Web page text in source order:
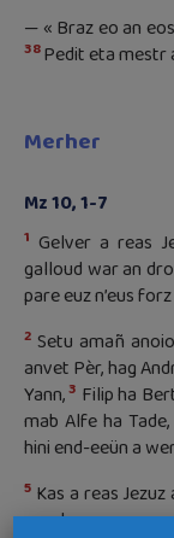
— « Braz eo an
38Pedit eta mestr
Merher
Mz 10, 1-7
1 Gelver a reas
galloud war an
pare euz n’eus
2 Setu amañ
anvet Pèr, hag
Yann,3 Filip ha
mab Alfe ha
hini end-eeün a
5 Kas a reas
gourhemennou-